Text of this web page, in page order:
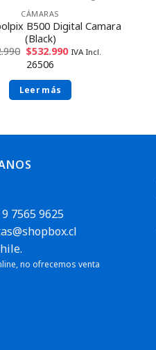
CÁMARAS
B500 Digital Camara
(Black)
$532.990 IVA Incl.
26506
Leer más
7565 9625
no ofrecemos venta